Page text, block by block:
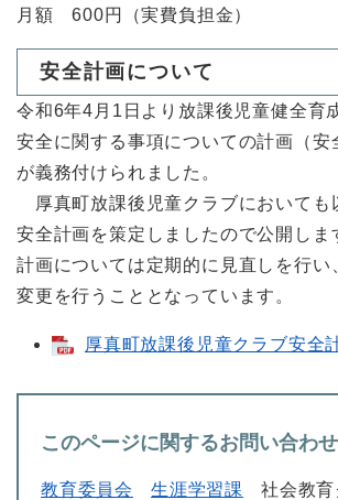
月額 600円（実費負担金）
安全計画について
令和6年4月1日より放課後児童健全育
安全に関する事項についての計画（安
が義務付けられました。
厚真町放課後児童クラブにおいても
安全計画を策定しましたので公開しま
計画については定期的に見直しを行い
変更を行うこととなっています。
厚真町放課後児童クラブ安全
このページに関するお問い合わ
教育委員会 生涯学習課 社会教